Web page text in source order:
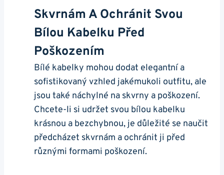
Skvrnám A Ochránit Svou⁢
Bílou⁢ Kabelku Před
Poškozením
Bílé ⁣kabelky mohou dodat elegantní a
sofistikovaný vzhled jakémukoli outfitu, ⁤ale
jsou také náchylné na skvrny ​a poškození.
Chcete-li si udržet svou bílou kabelku
krásnou a bezchybnou, je důležité se naučit
předcházet skvrnám a ochránit ji před
⁤různými formami⁣ poškození.